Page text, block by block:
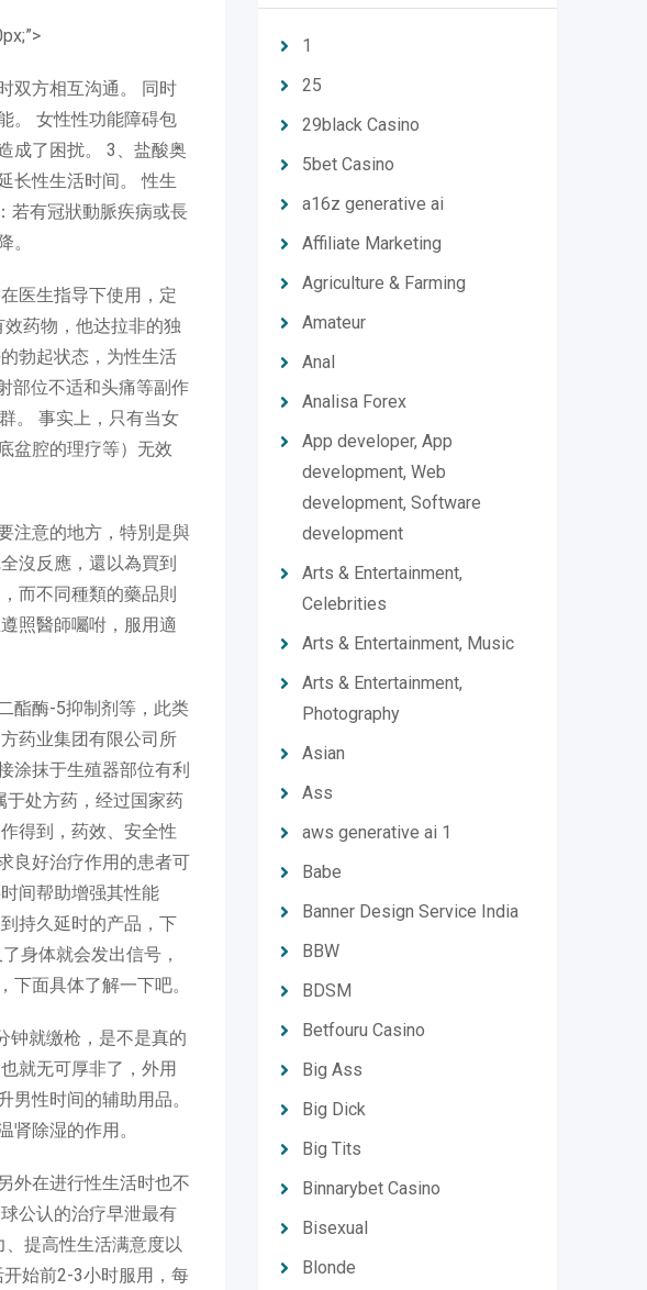
双方相互沟通。 同时
。 女性性功能障碍包
成了困扰。 3、盐酸奥
长性生活时间。 性生
若有冠狀動脈疾病或長
。
医生指导下使用，定
药物，他达拉非的独
勃起状态，为性生活
部位不适和头痛等副作
。 事实上，只有当女
盆腔的理疗等）无效
注意的地方，特別是與
沒反應，還以為買到
而不同種類的藥品則
照醫師囑咐，服用適
酯酶-5抑制剂等，此类
药业集团有限公司所
涂抹于生殖器部位有利
于处方药，经过国家药
得到，药效、安全性
良好治疗作用的患者可
间帮助增强其性能
持久延时的产品，下
身体就会发出信号，
面具体了解一下吧。
钟就缴枪，是不是真的
就无可厚非了，外用
性时间的辅助用品。
除湿的作用。
外在进行性生活时也不
公认的治疗早泄最有
提高性生活满意度以
始前2-3小时服用，每
1
25
29black Casino
5bet Casino
a16z generative ai
Affiliate Marketing
Agriculture & Farming
Amateur
Anal
Analisa Forex
App developer, App
development, Web
development, Software
development
Arts & Entertainment,
Celebrities
Arts & Entertainment, Music
Arts & Entertainment,
Photography
Asian
Ass
aws generative ai 1
Babe
Banner Design Service India
BBW
BDSM
Betfouru Casino
Big Ass
Big Dick
Big Tits
Binnarybet Casino
Bisexual
Blonde